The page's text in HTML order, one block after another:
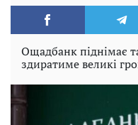
Ощадбанк піднімає
здиратиме великі